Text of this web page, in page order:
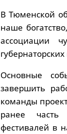
В Тюменской
наше
ассоциации
губернаторских
Основные
завершить
команды
ранее часть
фестивалей в